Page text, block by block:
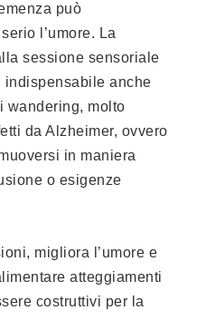
può
l’umore. La
sessione sensoriale
anche
wandering, molto
da Alzheimer, ovvero
in maniera
o esigenze
migliora l’umore e
atteggiamenti
costruttivi per la